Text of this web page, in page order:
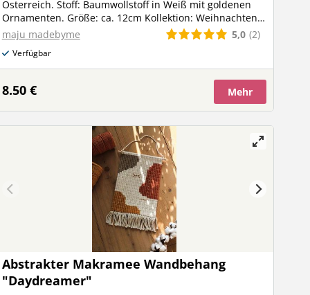
Österreich. Stoff: Baumwollstoff in Weiß mit goldenen
Ornamenten. Größe: ca. 12cm Kollektion: Weihnachten
Artikelnummer: 202018
maju madebyme 5,0 (2)
Verfügbar
8.50 € Mehr
Abstrakter Makramee Wandbehang
"Daydreamer"